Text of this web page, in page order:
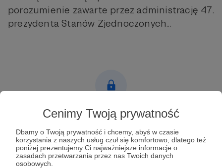
Cenimy Twoją prywatność
Dbamy o Twoją prywatność i chcemy, abyś w czasie
korzystania z naszych usług czuł się komfortowo, dlatego też
poniżej prezentujemy Ci najważniejsze informacje o
zasadach przetwarzania przez nas Twoich danych
osobowych.
porozumienie zawarte przez administrację 47.
prezydenta Stanów Zjednoczonych...
Post dostępny tylko dla Patronów
Aby zobaczyć ten materiał musisz być zalogowany